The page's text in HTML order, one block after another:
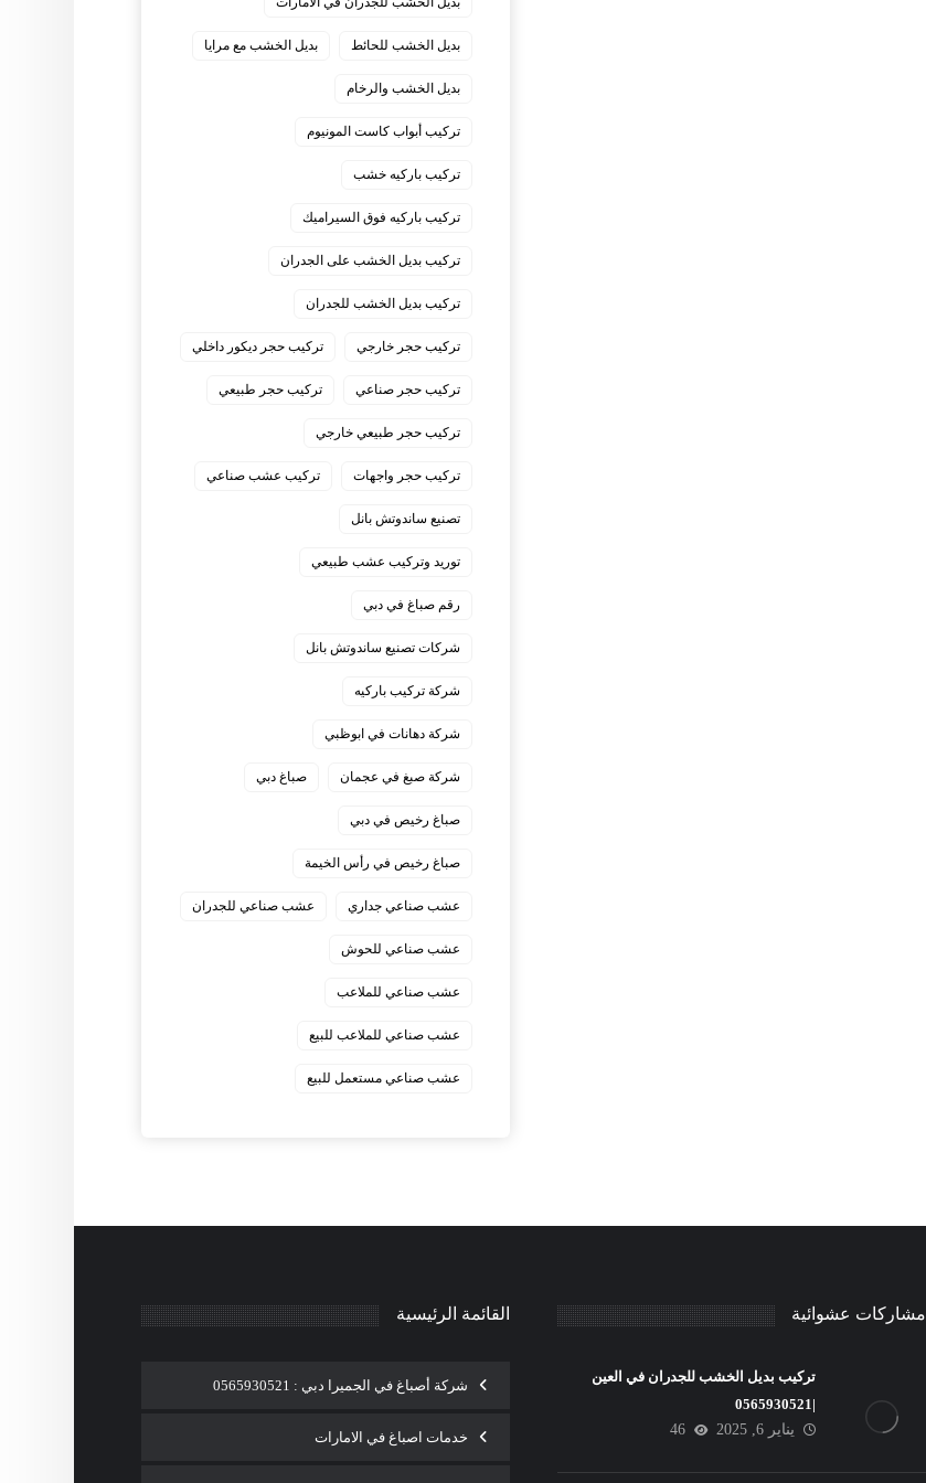
بديل الخشب للحائط بديل الخشب مع مرايا
بديل الخشب والرخام
تركيب أبواب كاست المونيوم
تركيب باركيه خشب
تركيب باركيه فوق السيراميك
تركيب بديل الخشب على الجدران
تركيب بديل الخشب للجدران
تركيب حجر خارجي تركيب حجر ديكور داخلي
تركيب حجر صناعي تركيب حجر طبيعي
تركيب حجر طبيعي خارجي
تركيب حجر واجهات تركيب عشب صناعي
تصنيع ساندوتش بانل
توريد وتركيب عشب طبيعي
رقم صباغ في دبي
شركات تصنيع ساندوتش بانل
شركة تركيب باركيه
شركة دهانات في ابوظبي
شركة صبغ في عجمان صباغ دبي
صباغ رخيص في دبي
صباغ رخيص في رأس الخيمة
عشب صناعي جداري عشب صناعي للجدران
عشب صناعي للحوش
عشب صناعي للملاعب
عشب صناعي للملاعب للبيع
عشب صناعي مستعمل للبيع
مشاركات عشوائية
تركيب بديل الخشب للجدران في العين
|0565930521
يناير 6, 2025
46
القائمة الرئيسية
شركة أصباغ في الجميرا دبي : 0565930521
خدمات اصباغ في الامارات